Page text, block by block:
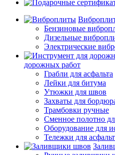
Бензиновые
Дизельные
Электрические
дорожных работ
Грабли для асфальта
Лейки для битума
Утюжки для швов
Захваты для
Трамбовки ручные
Сменное полотно
Оборудование для
Тележки для